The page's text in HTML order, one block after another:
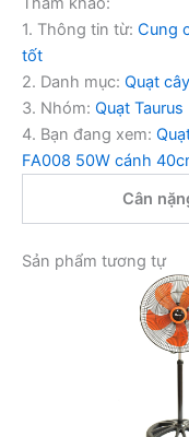
1. Thông tin từ: Cung
tốt
2. Danh mục: Quạt
3. Nhóm: Quạt Taurus
4. Bạn đang xem:
FA008 50W cánh
Cân
Sản phẩm tương tự